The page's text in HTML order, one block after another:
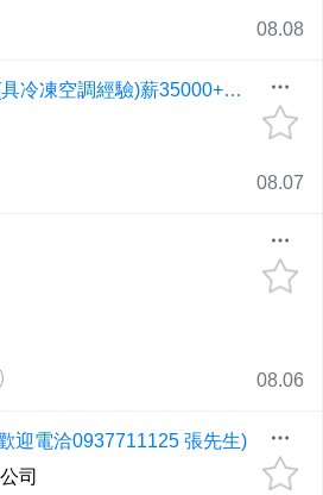
08.08
【徵】組機人員 (具冷凍空調經驗)薪35000+抽成)
08.07
08.06
迎電洽0937711125 張先生)
司